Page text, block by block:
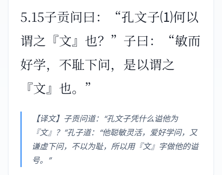
5.15子贡问曰：“孔文子⑴何以
谓之『文』也？”子曰：“敏而
好学，不耻下问，是以谓之
『文』也。”
【译文】子贡问道：“孔文子凭什么谥他为
『文』？”孔子道：“他聪敏灵活，爱好学问，又
谦虚下问，不以为耻，所以用『文』字做他的谥
号。”